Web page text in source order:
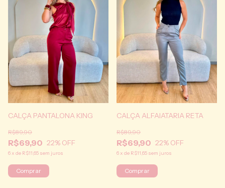
CALÇA PANTALONA KING
R$69,90
R$89,90
22% OFF
6 x de R$11,65 sem juros
Comprar
CALÇA ALFAIATARIA RETA
R$69,90
R$89,90
22% OFF
6 x de R$11,65 sem juros
Comprar